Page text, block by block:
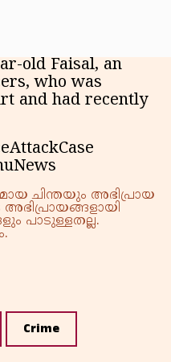
old Faisal, an
who was
and had recently
ചിന്തയും അഭിപ്രായ
പാടുള്ളതല്ല.
Crime